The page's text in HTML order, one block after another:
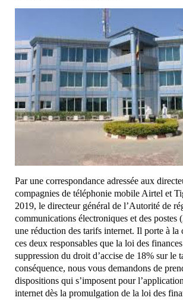
Par une correspondance adressée aux
compagnies de téléphonie mobile Airtel et
2019, le directeur général de l’Autorité de
communications électroniques et des postes
une réduction des tarifs internet. Il porte à la
ces deux responsables que la loi des
suppression du droit d’accise de 18% sur le
conséquence, nous vous demandons de
dispositions qui s’imposent pour
internet dès la promulgation de la loi des